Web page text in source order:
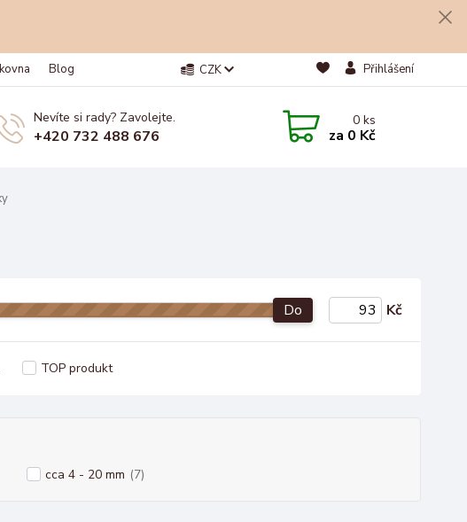
Blog CZK Přihlášení
Nevíte si rady? Zavolejte.
+420 732 488 676
0ks
za 0 Kč
Do Kč
TOP produkt
cca 4 - 20 mm (7)